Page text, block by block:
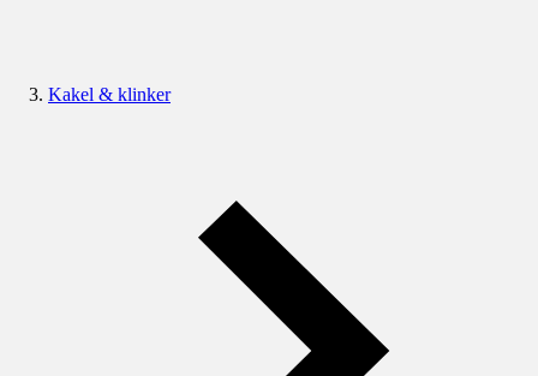
Kakel & klinker